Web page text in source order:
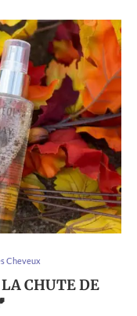
Cheveux
CHUTE DE